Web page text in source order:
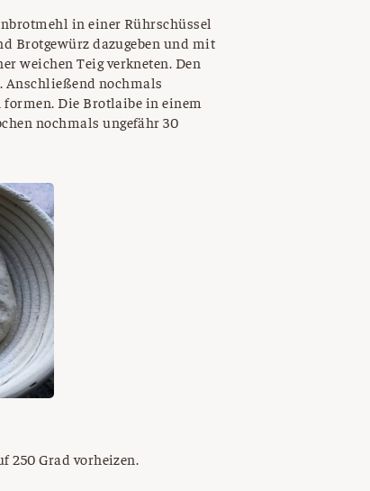
in einer Rührschüssel
Brotgewürz dazugeben und mit
weichen Teig verkneten. Den
Anschließend nochmals
Die Brotlaibe in einem
nochmals ungefähr 30
250 Grad vorheizen.